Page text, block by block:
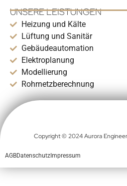
UNSERE LEISTUNGEN
Heizung und Kälte
Lüftung und Sanitär
Gebäudeautomation
Elektroplanung
Modellierung
Rohrnetzberechnung
Copyright © 2024 Aurora
AGBDatenschutz Impressum